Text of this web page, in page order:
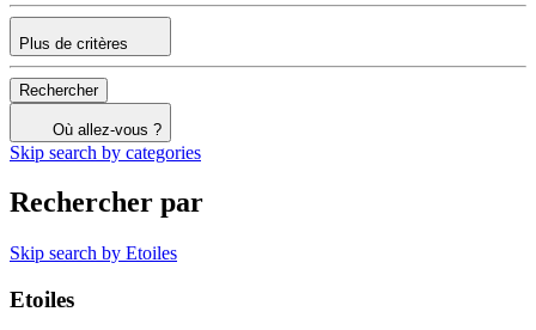
Plus de critères
Rechercher
Où allez-vous ?
Skip search by categories
Rechercher par
Skip search by Etoiles
Etoiles